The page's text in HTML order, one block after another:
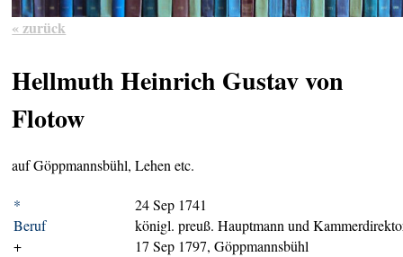
« zurück
Hellmuth Heinrich Gustav von
Flotow
auf Göppmannsbühl, Lehen etc.
*
24 Sep 1741
Beruf
königl. preuß. Hauptmann und
+
17 Sep 1797, Göppmannsbühl